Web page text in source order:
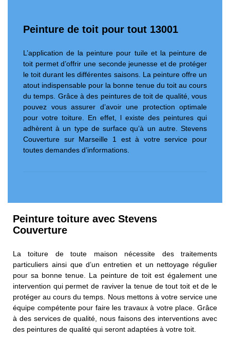
Peinture de toit pour tout 13001
L’application de la peinture pour tuile et la peinture de
toit permet d’offrir une seconde jeunesse et de protéger
le toit durant les différentes saisons. La peinture offre un
atout indispensable pour la bonne tenue du toit au cours
du temps. Grâce à des peintures de toit de qualité, vous
pouvez vous assurer d’avoir une protection optimale
pour votre toiture. En effet, l existe des peintures qui
adhèrent à un type de surface qu’à un autre. Stevens
Couverture sur Marseille 1 est à votre service pour
toutes demandes d’informations.
Peinture toiture avec Stevens
Couverture
La toiture de toute maison nécessite des traitements
particuliers ainsi que d’un entretien et un nettoyage régulier
pour sa bonne tenue. La peinture de toit est également une
intervention qui permet de raviver la tenue de tout toit et de le
protéger au cours du temps. Nous mettons à votre service une
équipe compétente pour faire les travaux à votre place. Grâce
à des services de qualité, nous faisons des interventions avec
des peintures de qualité qui seront adaptées à votre toit.